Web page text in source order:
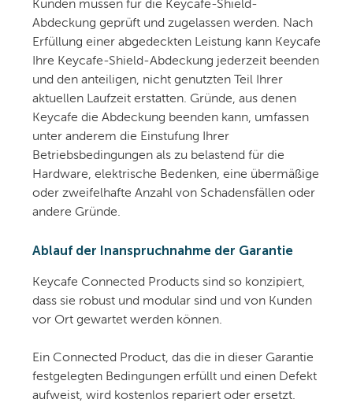
Kunden müssen für die Keycafe-Shield-
Abdeckung geprüft und zugelassen werden. Nach
Erfüllung einer abgedeckten Leistung kann Keycafe
Ihre Keycafe-Shield-Abdeckung jederzeit beenden
und den anteiligen, nicht genutzten Teil Ihrer
aktuellen Laufzeit erstatten. Gründe, aus denen
Keycafe die Abdeckung beenden kann, umfassen
unter anderem die Einstufung Ihrer
Betriebsbedingungen als zu belastend für die
Hardware, elektrische Bedenken, eine übermäßige
oder zweifelhafte Anzahl von Schadensfällen oder
andere Gründe.
Ablauf der Inanspruchnahme der Garantie
Keycafe Connected Products sind so konzipiert,
dass sie robust und modular sind und von Kunden
vor Ort gewartet werden können.
Ein Connected Product, das die in dieser Garantie
festgelegten Bedingungen erfüllt und einen Defekt
aufweist, wird kostenlos repariert oder ersetzt.